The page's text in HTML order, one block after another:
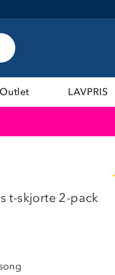
LAVPRIS
t-skjorte 2-pack